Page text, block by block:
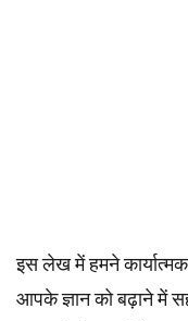
इस लेख में हमने
आपके ज्ञान को बढ़ाने में